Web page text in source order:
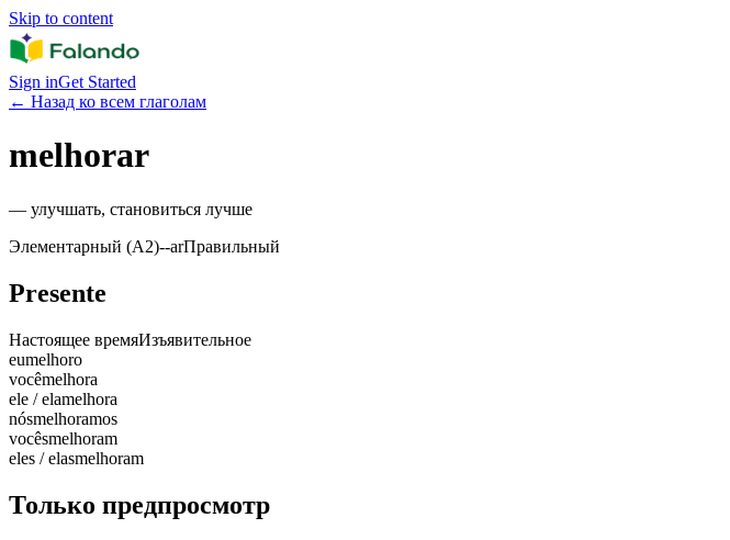
Skip to content
Sign inGet Started
← Назад ко всем глаголам
melhorar
— улучшать, становиться лучше
Элементарный (A2)--arПравильный
Presente
Настоящее времяИзъявительное
eumelhoro
vocêmelhora
ele / elamelhora
nósmelhoramos
vocêsmelhoram
eles / elasmelhoram
Только предпросмотр